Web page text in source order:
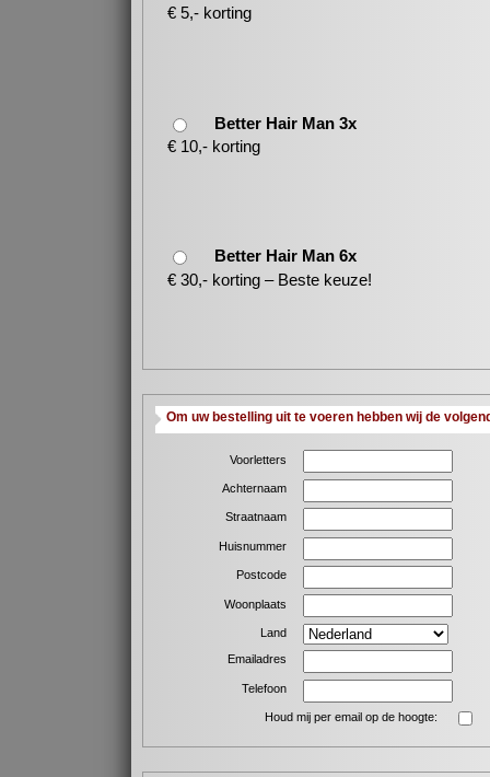
€ 5,- korting
Better Hair Man 3x
€ 10,- korting
Better Hair Man 6x
€ 30,- korting – Beste keuze!
Om uw bestelling uit te voeren hebben wij de
Voorletters
Achternaam
Straatnaam
Huisnummer
Postcode
Woonplaats
Land
Emailadres
Telefoon
Houd mij per email op de hoogte: